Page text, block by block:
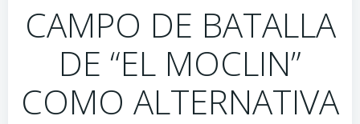
CAMPO DE BATALLA
DE “EL MOCLIN”
COMO ALTERNATIVA